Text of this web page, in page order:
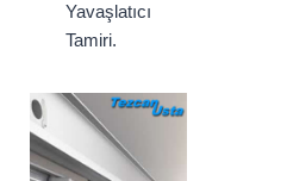
Yavaşlatıcı
Tamiri.